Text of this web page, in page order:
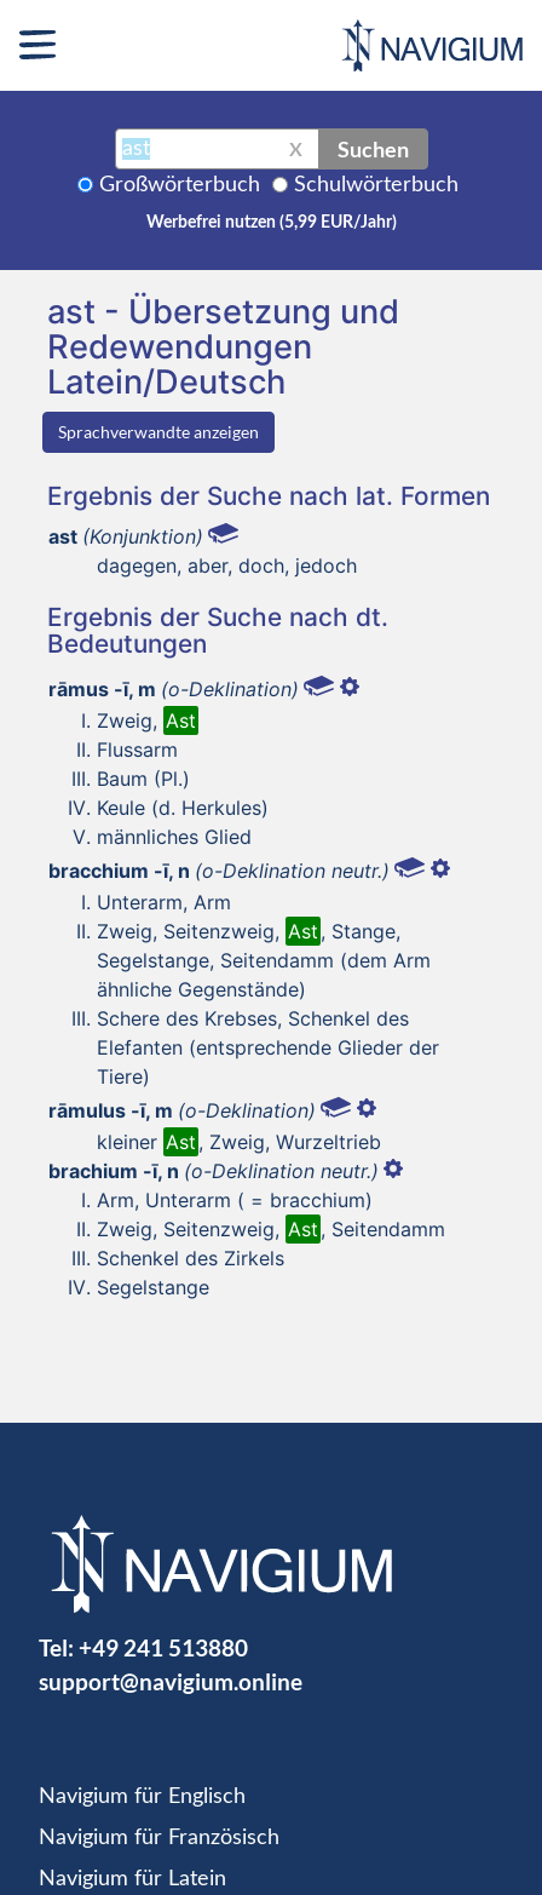
X Suchen
Großwörterbuch Schulwörterbuch
Werbefrei nutzen (5,99 EUR/Jahr)
ast - Übersetzung und
Redewendungen
Latein/Deutsch
Sprachverwandte anzeigen
Ergebnis der Suche nach lat. Formen
ast (Konjunktion)
dagegen, aber, doch, jedoch
Ergebnis der Suche nach dt.
Bedeutungen
rāmus -ī, m (o-Deklination)
Zweig, Ast
Flussarm
Baum (Pl.)
Keule (d. Herkules)
männliches Glied
bracchium -ī, n (o-Deklination neutr.)
Unterarm, Arm
Zweig, Seitenzweig, Ast , Stange,
Segelstange, Seitendamm (dem Arm
ähnliche Gegenstände)
Schere des Krebses, Schenkel des
Elefanten (entsprechende Glieder der
Tiere)
rāmulus -ī, m (o-Deklination)
kleiner Ast , Zweig, Wurzeltrieb
brachium -ī, n (o-Deklination neutr.)
Arm, Unterarm ( = bracchium)
Zweig, Seitenzweig, Ast , Seitendamm
Schenkel des Zirkels
Segelstange
Tel: +49 241 513880
support@navigium.online
Navigium für Englisch
Navigium für Französisch
Navigium für Latein